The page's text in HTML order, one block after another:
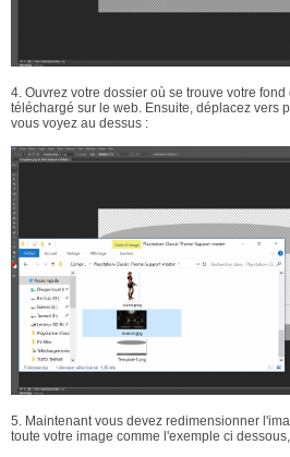
4. Ouvrez votre dossier où se trouve votre
téléchargé sur le web. Ensuite, déplacez vers
vous voyez au dessus :
5. Maintenant vous devez redimensionner
toute votre image comme l'exemple ci